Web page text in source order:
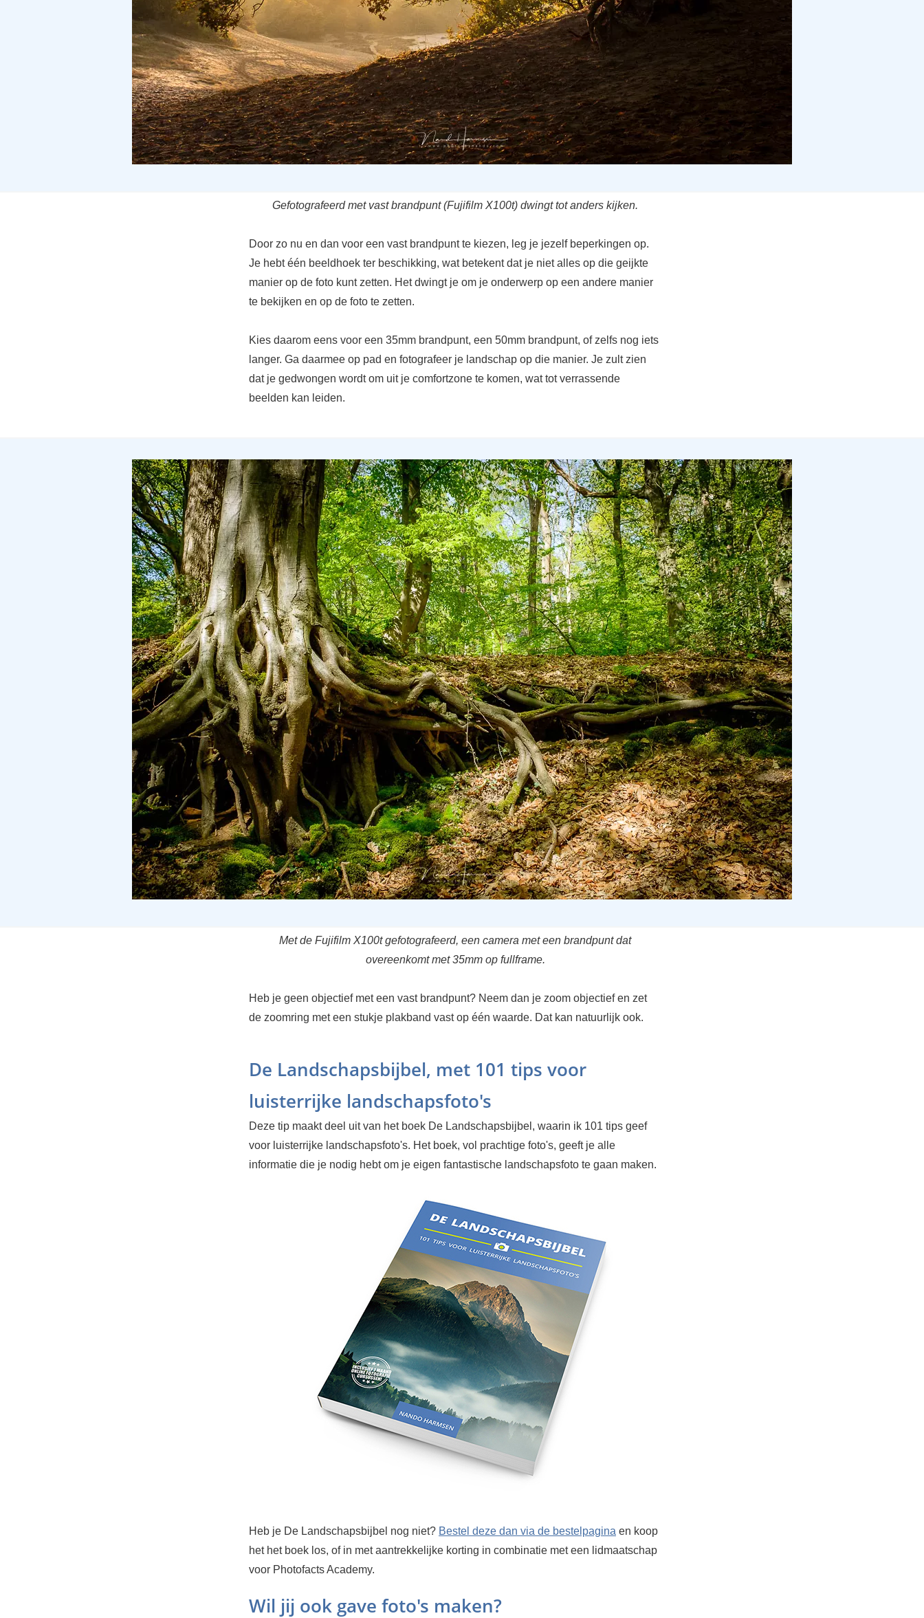
Gefotografeerd met vast brandpunt (Fujifilm X100t) dwingt tot anders kijken.
Door zo nu en dan voor een vast brandpunt te kiezen, leg je jezelf beperkingen op.
Je hebt één beeldhoek ter beschikking, wat betekent dat je niet alles op die geijkte
manier op de foto kunt zetten. Het dwingt je om je onderwerp op een andere manier
te bekijken en op de foto te zetten.
Kies daarom eens voor een 35mm brandpunt, een 50mm brandpunt, of zelfs nog iets
langer. Ga daarmee op pad en fotografeer je landschap op die manier. Je zult zien
dat je gedwongen wordt om uit je comfortzone te komen, wat tot verrassende
beelden kan leiden.
Met de Fujifilm X100t gefotografeerd, een camera met een brandpunt dat
overeenkomt met 35mm op fullframe.
Heb je geen objectief met een vast brandpunt? Neem dan je zoom objectief en zet
de zoomring met een stukje plakband vast op één waarde. Dat kan natuurlijk ook.
De Landschapsbijbel, met 101 tips voor
luisterrijke landschapsfoto's
Deze tip maakt deel uit van het boek De Landschapsbijbel, waarin ik 101 tips geef
voor luisterrijke landschapsfoto's. Het boek, vol prachtige foto's, geeft je alle
informatie die je nodig hebt om je eigen fantastische landschapsfoto te gaan maken.
Heb je De Landschapsbijbel nog niet? Bestel deze dan via de bestelpagina en koop
het het boek los, of in met aantrekkelijke korting in combinatie met een lidmaatschap
voor Photofacts Academy.
Wil jij ook gave foto's maken?